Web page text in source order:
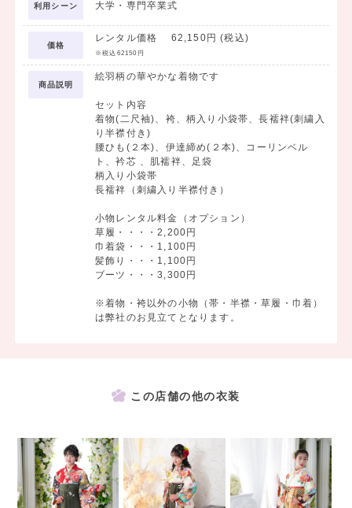
利用シーン 大学・専門卒業式
価格
レンタル価格 62,150円 (税込)
※税込62150円
商品説明
絵羽柄の華やかな着物です
セット内容
着物(二尺袖)、袴、柄入り小袋帯、長襦袢(刺繍入
り半襟付き)
腰ひも(２本)、伊達締め(２本)、コーリンベル
ト、衿芯 、肌襦袢、足袋
柄入り小袋帯
長襦袢（刺繍入り半襟付き）
小物レンタル料金（オプション）
草履・・・・2,200円
巾着袋・・・1,100円
髪飾り・・・1,100円
ブーツ・・・3,300円
※着物・袴以外の小物（帯・半襟・草履・巾着）
は弊社のお見立てとなります。
この店舗の他の衣装